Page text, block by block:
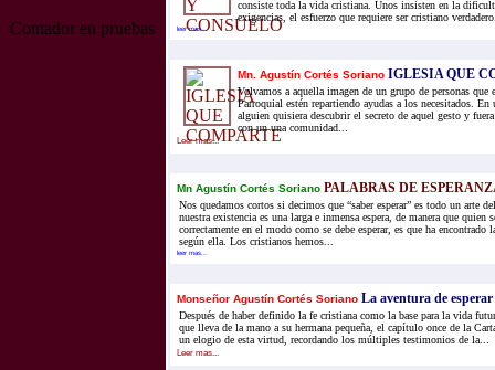
Contador en pruebas
consiste toda la vida cristiana. Unos insisten en la
exigencias, el esfuerzo que requiere ser cristiano
leer mas...
Mn. Agustín Cortés Soriano IGLESIA QUE
Volvamos a aquella imagen de un grupo de personas que
Parroquial estén repartiendo ayudas a los necesitados.
alguien quisiera descubrir el secreto de aquel gesto y
con un una comunidad...
Leer mas...
Mn Agustín Cortés Soriano PALABRAS DE
Nos quedamos cortos si decimos que “saber esperar” es todo un arte
nuestra existencia es una larga e inmensa espera, de manera que quien
correctamente en el modo como se debe esperar, es que ha encontrado
según ella. Los cristianos hemos...
leer mas...
Monseñor Agustín Cortés Soriano La aventura de esperar
Después de haber definido la fe cristiana como la base para la vida
que lleva de la mano a su hermana pequeña, el capítulo once de la
un elogio de esta virtud, recordando los múltiples testimonios de la...
Leer mas...